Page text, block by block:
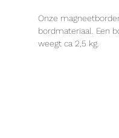
Onze
bordmateriaal. Een
weegt ca 2,5 kg.